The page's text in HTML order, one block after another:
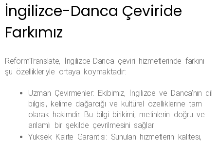
İngilizce-Danca Çeviride
Farkımız
ReformTranslate, İngilizce-Danca çeviri hizmetlerinde farkını
şu özellikleriyle ortaya koymaktadır:
Uzman Çevirmenler: Ekibimiz, İngilizce ve Danca’nın dil
bilgisi, kelime dağarcığı ve kültürel özelliklerine tam
olarak hakimdir. Bu bilgi birikimi, metinlerin doğru ve
anlamlı bir şekilde çevrilmesini sağlar.
Yüksek Kalite Garantisi: Sunulan hizmetlerin kalitesi,